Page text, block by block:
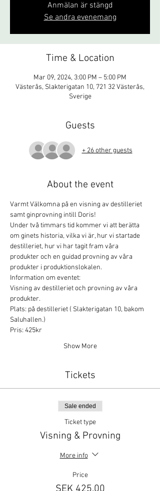
Anmälan är stängd
Se andra evenemang
Time & Location
Mar 09, 2024, 3:00 PM – 5:00 PM
Västerås, Slakterigatan 10, 721 32 Västerås,
Sverige
Guests
+ 26 other guests
About the event
Varmt Välkomna på en visning av destilleriet
samt ginprovning intill Doris!
Under två timmars tid kommer vi att berätta
om ginets historia, vilka vi är, hur vi startade
destilleriet, hur vi har tagit fram våra
produkter och en guidad provning av våra
produkter i produktionslokalen.
Information om eventet:
Visning av destilleriet och provning av våra
produkter.
Plats: på destilleriet ( Slakterigatan 10, bakom
Saluhallen.)
Pris: 425kr
Show More
Tickets
Sale ended
Ticket type
Visning & Provning
More info
Price